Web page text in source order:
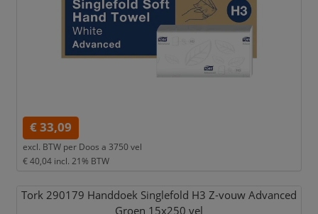
€ 33,09
excl. BTW per Doos a 3750 vel
€ 40,04 incl. 21% BTW
Tork 290179 Handdoek Singlefold H3 Z-vouw Advanced